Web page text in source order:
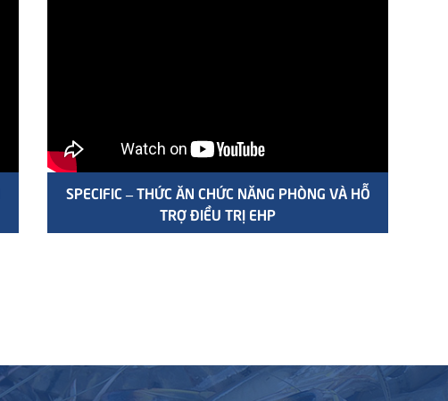
SPECIFIC – THỨC ĂN CHỨC NĂNG PHÒNG VÀ HỖ
TRỢ ĐIỀU TRỊ EHP